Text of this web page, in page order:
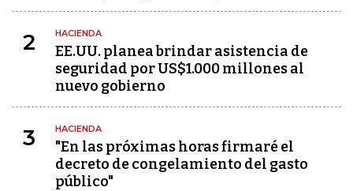
2 HACIENDA
EE.UU. planea brindar asistencia de
seguridad por US$1.000 millones al
nuevo gobierno
3 HACIENDA
"En las próximas horas firmaré el
decreto de congelamiento del gasto
público"